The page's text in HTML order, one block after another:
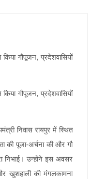
निवास रायपुर में स्थित
की पूजा-अर्चना की और गौ
निभाई। उन्होंने इस अवसर
खुशहाली की मंगलकामना